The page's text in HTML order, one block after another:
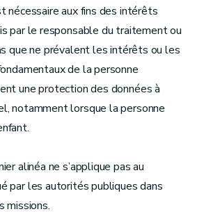
aux fins des intérêts
par le responsable du traitement ou
que ne prévalent les intérêts ou les
de la personne
une protection des données à
notamment lorsque la personne
alinéa ne s’applique pas au
par les autorités publiques dans
missions.